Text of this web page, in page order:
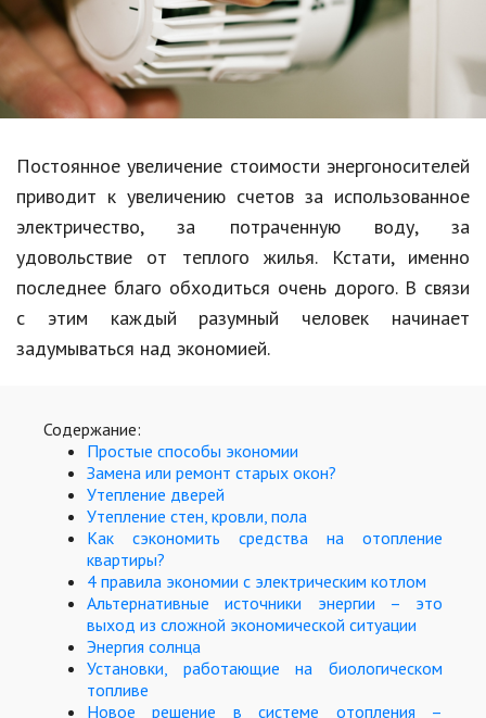
Образование
В мире
Культура
Спорт
Знаменитости
Статьи
Обзоры
Красота и здоровье
Hi-Tech. Интернет
Авто, мото
Дом и сад
Недвижимость
Спорт и фитнес
Психология и отношения
Постоянное увеличение стоимости энергоносителей
приводит к увеличению счетов за использованное
электричество, за потраченную воду, за
удовольствие от теплого жилья. Кстати, именно
последнее благо обходиться очень дорого. В связи
с этим каждый разумный человек начинает
задумываться над экономией.
Содержание:
Простые способы экономии
Замена или ремонт старых окон?
Утепление дверей
Утепление стен, кровли, пола
Как сэкономить средства на отопление
квартиры?
4 правила экономии с электрическим котлом
Альтернативные источники энергии – это
выход из сложной экономической ситуации
Энергия солнца
Установки, работающие на биологическом
топливе
Новое решение в системе отопления –